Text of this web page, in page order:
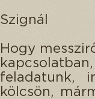
Szignál
Hogy
feladatunk,
kölcsön,